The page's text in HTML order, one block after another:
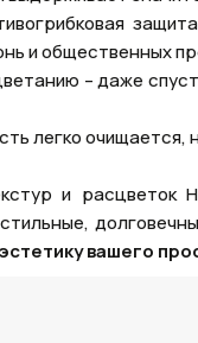
и общественных
– даже
легко очищается,
и расцветок
вашего